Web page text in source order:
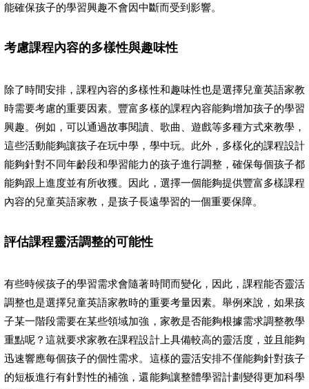
能確保孩子的學習興趣不會因中斷而受到影響。
考慮課程內容的多樣性與趣味性
除了時間安排，課程內容的多樣性和趣味性也是選擇兒童英語家教
時需要考慮的重要因素。豐富多樣的課程內容能夠增加孩子的學習
興趣。例如，可以通過故事閱讀、歌曲、遊戲等多種方式來教學，
這些活動能夠讓孩子在玩中學，學中玩。此外，多樣化的課程設計
能夠針對不同年齡段和學習能力的孩子進行調整，確保每個孩子都
能夠跟上進度並有所收獲。因此，選擇一個能夠提供豐富多樣課程
內容的兒童英語家教，是孩子長遠學習的一個重要保障。
評估課程靈活調整的可能性
有些時候孩子的學習需求會隨著時間而變化，因此，課程能否靈活
調整也是選擇兒童英語家教時的重要考量因素。舉例來說，如果孩
子某一階段需要在某些領域加強，家教是否能夠根據需求調整教學
重點呢？這就要求家教在課程設計上具備較高的靈活度，並且能夠
迅速響應每個孩子的個性需求。這樣的靈活安排不僅能夠針對孩子
的短板進行有針對性的補強，還能夠讓整體學習計劃變得更加科學